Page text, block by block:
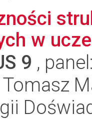
w
9 ,